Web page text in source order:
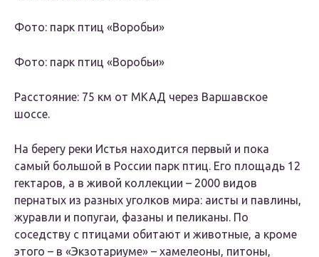
Фото: парк птиц «Воробьи»
Фото: парк птиц «Воробьи»
Расстояние: 75 км от МКАД через Варшавское
шоссе.
На берегу реки Истья находится первый и пока
самый большой в России парк птиц. Его площадь 12
гектаров, а в живой коллекции – 2000 видов
пернатых из разных уголков мира: аисты и павлины,
журавли и попугаи, фазаны и пеликаны. По
соседству с птицами обитают и животные, а кроме
этого – в «Экзотариуме» – хамелеоны, питоны,